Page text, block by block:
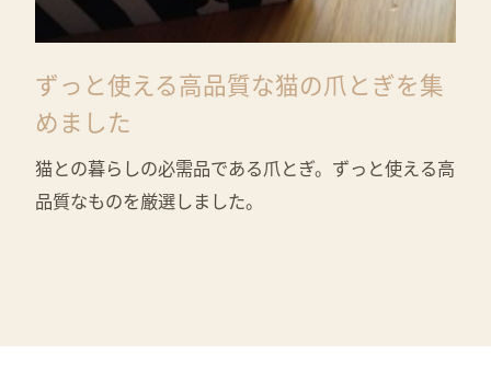
ずっと使える高品質な猫の爪とぎを集
めました
猫との暮らしの必需品である爪とぎ。ずっと使える高
品質なものを厳選しました。